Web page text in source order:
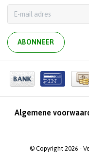
ABONNEER
Algemene
© Copyright 2026 -